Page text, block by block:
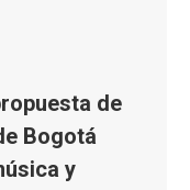
de
Bogotá
y